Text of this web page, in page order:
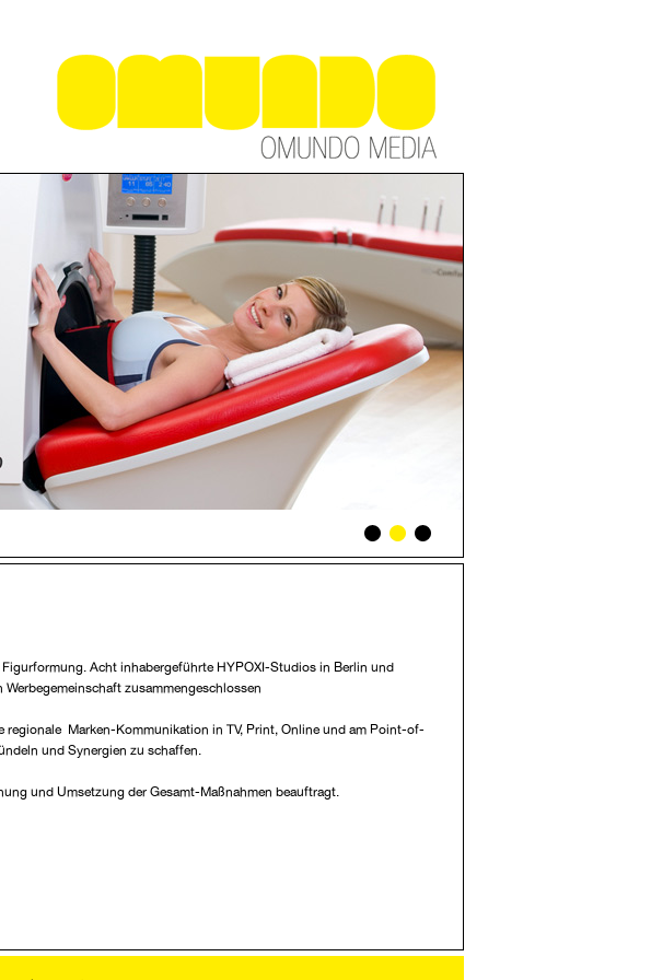
Acht inhabergeführte HYPOXI-Studios in Berlin und
zusammengeschlossen
regionale Marken-Kommunikation in TV, Print, Online und am Point-of-
und Synergien zu schaffen.
und Umsetzung der Gesamt-Maßnahmen beauftragt.